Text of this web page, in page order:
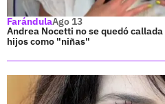
FarándulaAgo 13
Andrea Nocetti no se quedó
hijos como "niñas"